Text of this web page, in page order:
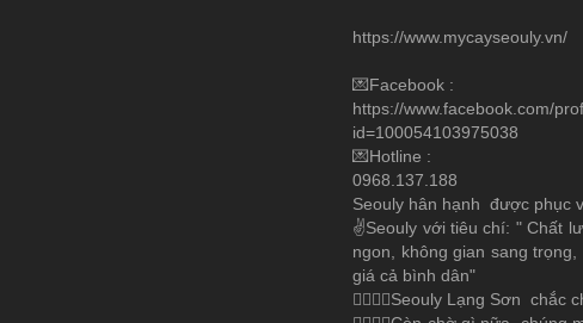
https://www.mycayseouly.vn/
💌Facebook :
https://www.facebook.com/
id=100054103975038
💌Hotline :
0968.137.188
Seouly hân hạnh được phục
✌️Seouly với tiêu chí: " Chất
ngon, không gian sang
giá cả bình dân"
👩‍❤️‍💋‍👨Seouly Lạng Sơn chắc